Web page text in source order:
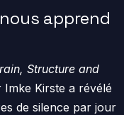
apprend
Structure and
Imke Kirste a révélé
de silence par jour